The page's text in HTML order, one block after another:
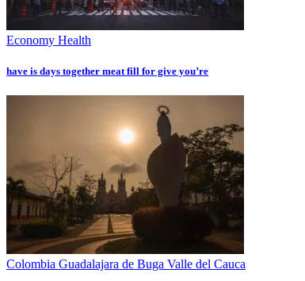
Economy Health
have is days together meat fill for give you’re
Colombia Guadalajara de Buga Valle del Cauca